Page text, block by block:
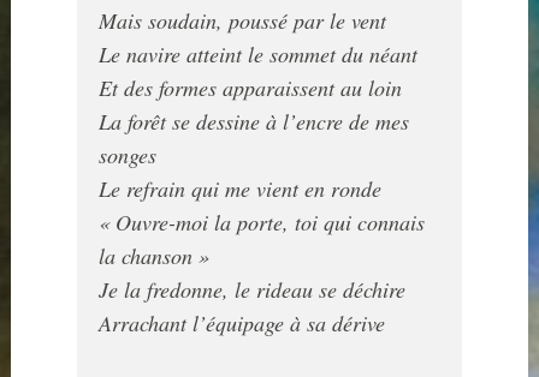
Mais soudain, poussé par le vent
Le navire atteint le sommet du néant
Et des formes apparaissent au loin
La forêt se dessine à l’encre de mes
songes
Le refrain qui me vient en ronde
« Ouvre-moi la porte, toi qui connais
la chanson »
Je la fredonne, le rideau se déchire
Arrachant l’équipage à sa dérive